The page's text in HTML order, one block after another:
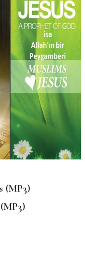
(MP3)
قورئان وەرگێڕانی کوردی دەنگی (MP3)